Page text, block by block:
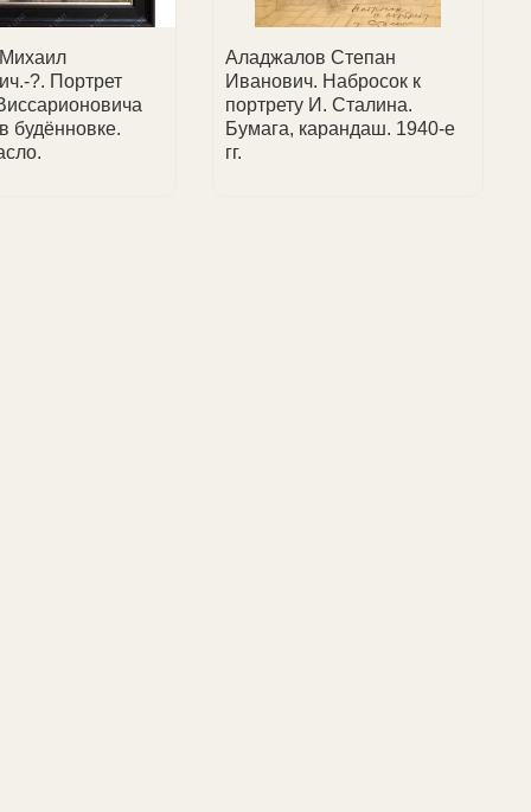
?. Портрет
будённовке.
Аладжалов Степан
Иванович. Набросок к
портрету И. Сталина.
Бумага, карандаш. 1940-е
гг.